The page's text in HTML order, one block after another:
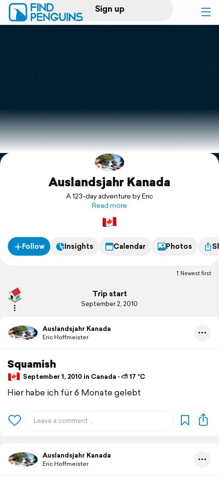
Sign up
Log in
Print a book
Flyover video
Explore
Support
Auslandsjahr Kanada
A 123-day adventure by Eric
Read more
Follow Insights Calendar Photos
Newest first
Trip start
September 2, 2010
Auslandsjahr Kanada
Eric Hoffmeister
Squamish
September 1, 2010 in Canada ⋅ ⛅ 17 °C
Hier habe ich für 6 Monate gelebt
Auslandsjahr Kanada
Eric Hoffmeister